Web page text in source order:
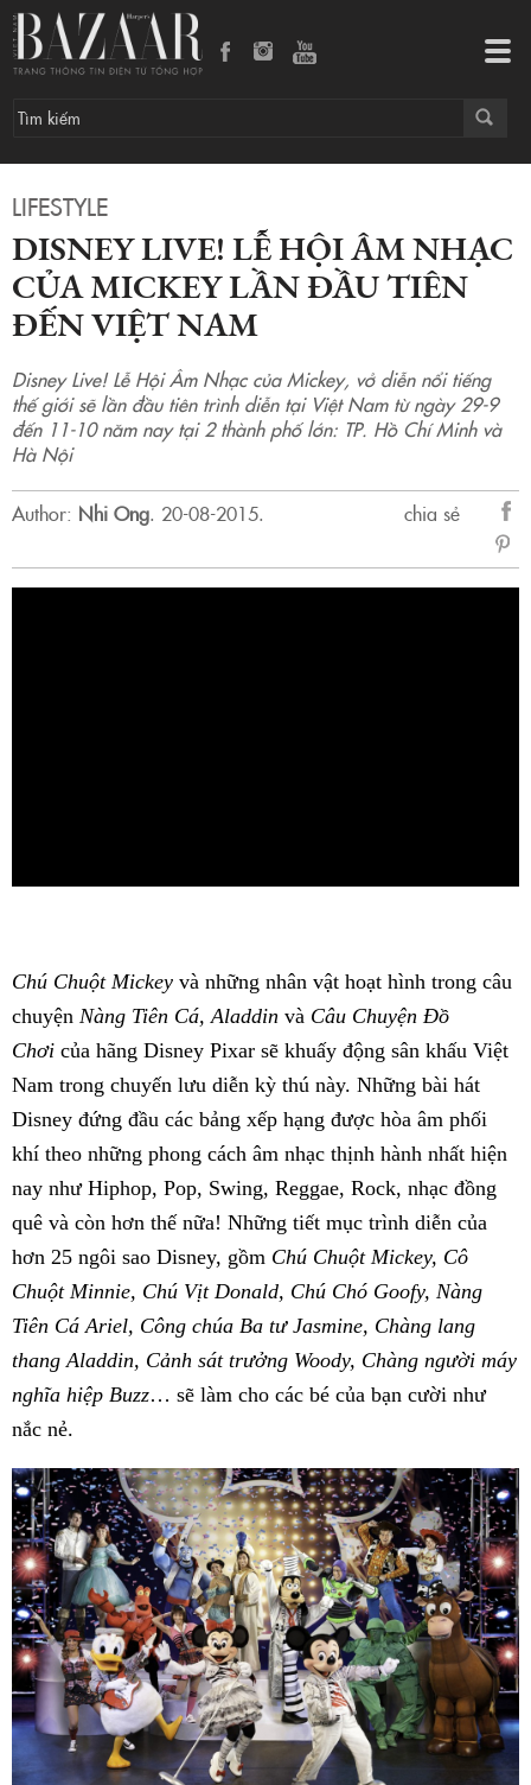
LIFESTYLE
DISNEY LIVE! LỄ HỘI ÂM NHẠC
CỦA MICKEY LẦN ĐẦU TIÊN
ĐẾN VIỆT NAM
Disney Live! Lễ Hội Âm Nhạc của Mickey, vở diễn nổi tiếng
thế giới sẽ lần đầu tiên trình diễn tại Việt Nam từ ngày 29-9
đến 11-10 năm nay tại 2 thành phố lớn: TP. Hồ Chí Minh và
Hà Nội
Author: Nhi Ong. 20-08-2015.
chia sẻ
sẻ
Chú Chuột Mickey và những nhân vật hoạt hình trong câu
chuyện Nàng Tiên Cá, Aladdin và Câu Chuyện Đồ
Chơi của hãng Disney Pixar sẽ khuấy động sân khấu Việt
Nam trong chuyến lưu diễn kỳ thú này. Những bài hát
Disney đứng đầu các bảng xếp hạng được hòa âm phối
khí theo những phong cách âm nhạc thịnh hành nhất hiện
nay như Hiphop, Pop, Swing, Reggae, Rock, nhạc đồng
quê và còn hơn thế nữa! Những tiết mục trình diễn của
hơn 25 ngôi sao Disney, gồm Chú Chuột Mickey, Cô
Chuột Minnie, Chú Vịt Donald, Chú Chó Goofy, Nàng
Tiên Cá Ariel, Công chúa Ba tư Jasmine, Chàng lang
thang Aladdin, Cảnh sát trưởng Woody, Chàng người máy
nghĩa hiệp Buzz… sẽ làm cho các bé của bạn cười như
nắc nẻ.